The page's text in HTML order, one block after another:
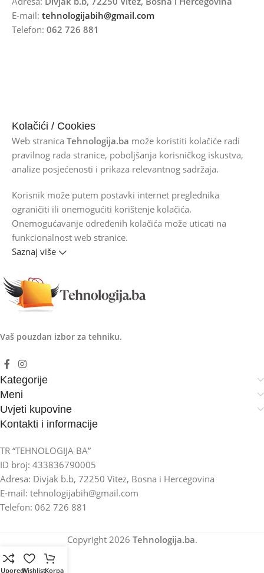
E-mail: tehnologijabih@gmail.com
Telefon: 062 726 881
Kolačići / Cookies
Web stranica Tehnologija.ba može koristiti kolačiće radi
pravilnog rada stranice, poboljšanja korisničkog iskustva,
analize posjećenosti i prikaza relevantnog sadržaja.
Korisnik može putem postavki internet preglednika
ograničiti ili onemogućiti korištenje kolačića.
Onemogućavanje određenih kolačića može uticati na
funkcionalnost web stranice.
Saznaj više
Vaš pouzdan izbor za tehniku.
Kategorije
Meni
Uvjeti kupovine
Kontakti i informacije
TR “TEHNOLOGIJA BA”
ID broj: 433836790005
Adresa: Divjak b.b, 72250 Vitez, Bosna i Hercegovina
E-mail: tehnologijabih@gmail.com
Telefon: 062 726 881
Copyright 2026 Tehnologija.ba.
UporediWishlistKorpa